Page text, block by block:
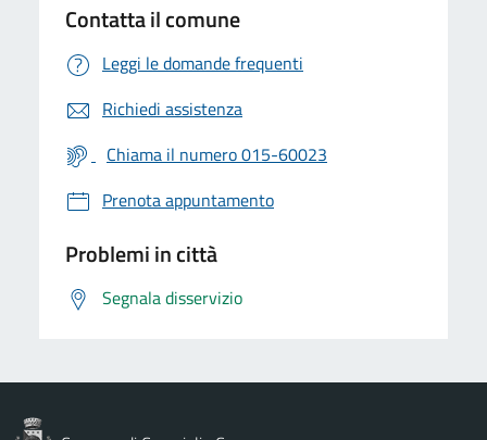
Contatta il comune
Leggi le domande frequenti
Richiedi assistenza
Chiama il numero 015-60023
Prenota appuntamento
Problemi in città
Segnala disservizio